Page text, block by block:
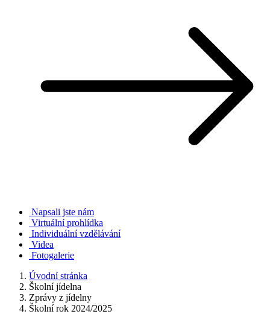
Napsali jste nám
Virtuální prohlídka
Individuální vzdělávání
Videa
Fotogalerie
Úvodní stránka
Školní jídelna
Zprávy z jídelny
Školní rok 2024/2025